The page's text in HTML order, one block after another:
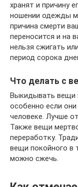
хранят и причину
ношении одежды
причина смерти
переносится и на
нельзя сжигать
период сорока
Что делать с
Выкидывать вещи
особенно если
человеке. Лучше
Также вещи
переработку.
вещи покойного в
можно сжечь.